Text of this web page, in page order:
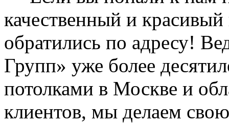
качественный и
обратились по адресу!
Групп» уже более
потолками в Москве и
клиентов, мы делаем